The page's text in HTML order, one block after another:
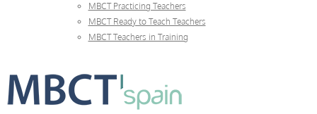
MBCT Practicing Teachers
MBCT Ready to Teach Teachers
MBCT Teachers in Training